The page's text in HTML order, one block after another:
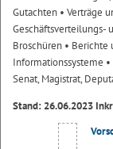
Gutachten • Verträge
Geschäftsverteilungs-
Broschüren • Berichte
Informationssysteme
Senat, Magistrat,
Stand: 26.06.2023